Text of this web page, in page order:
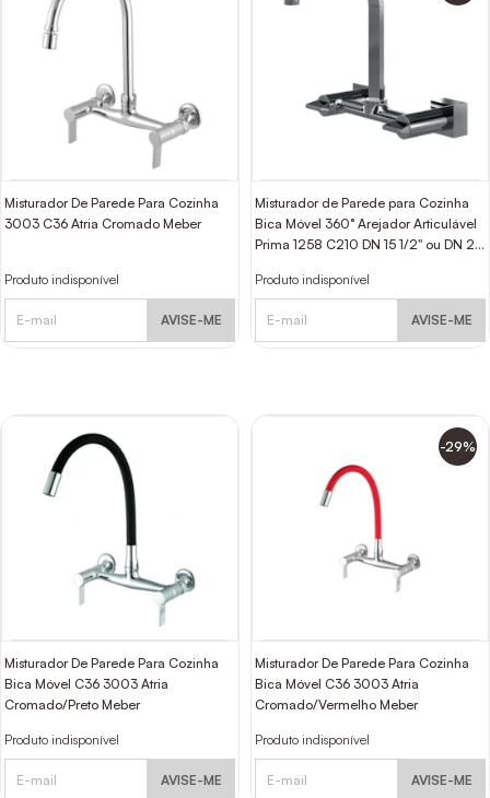
Misturador De Parede Para Cozinha
3003 C36 Atria Cromado Meber
Produto indisponível
AVISE-ME
Misturador de Parede para Cozinha
Bica Móvel 360° Arejador Articulável
Prima 1258 C210 DN 15 1/2" ou DN 20
Produto indisponível
AVISE-ME
Misturador De Parede Para Cozinha
Bica Móvel C36 3003 Atria
Cromado/Preto Meber
Produto indisponível
AVISE-ME
-29%
Misturador De Parede Para Cozinha
Bica Móvel C36 3003 Atria
Cromado/Vermelho Meber
Produto indisponível
AVISE-ME